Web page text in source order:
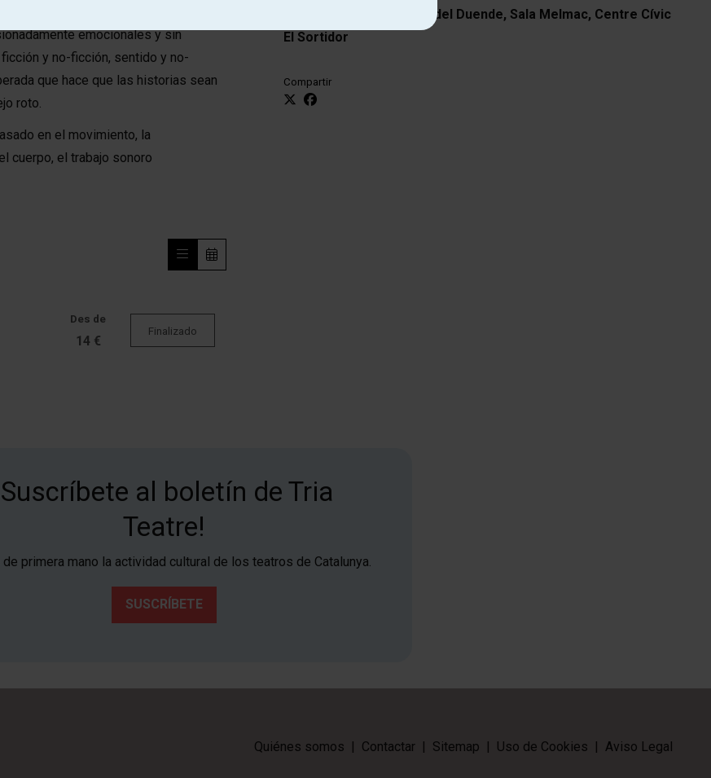
La Nave del Duende, Sala Melmac, Centre Cívic
El Sortidor
Compartir
aburrida. Las historias son
emocionales y sin
y no-ficción, sentido y no-
que hace que las historias sean
roto.
en el movimiento, la
cuerpo, el trabajo sonoro
Des de
14 €
Finalizado
al boletín de Tria
Teatre!
de primera mano la actividad cultural de los teatros de Catalunya.
SUSCRÍBETE
Quiénes somos | Contactar | Sitemap | Uso de Cookies | Aviso Legal